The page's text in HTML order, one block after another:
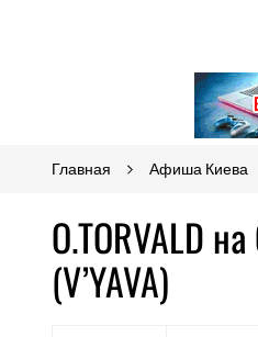
Главная Афиша Киева
O.TORVALD
(V’YAVA)